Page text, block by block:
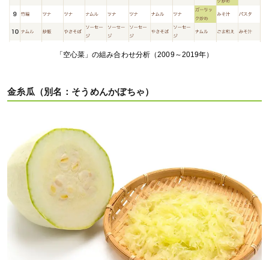
「空心菜」の組み合わせ分析（2009～2019年）
金糸瓜（別名：そうめんかぼちゃ）